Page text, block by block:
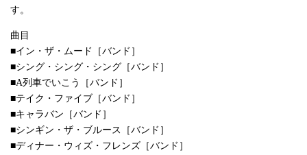
す。
曲目
■イン・ザ・ムード［バンド］
■シング・シング・シング［バンド］
■A列車でいこう［バンド］
■テイク・ファイブ［バンド］
■キャラバン［バンド］
■シンギン・ザ・ブルース［バンド］
■ディナー・ウィズ・フレンズ［バンド］